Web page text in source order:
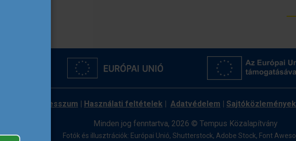
Impresszum | Használati feltételek | Adatvédelem | Sajtóközlemények
Minden jog fenntartva, 2026 © Tempus Közalapítvány
Fotók és illusztrációk: Európai Unió, Shutterstock, Adobe Stock, Font